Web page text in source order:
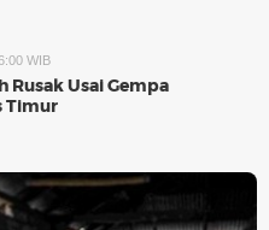
WIB
Rusak Usai Gempa
Timur